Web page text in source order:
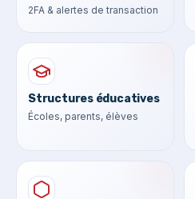
2FA & alertes de transaction
Structures éducatives
Écoles, parents, élèves